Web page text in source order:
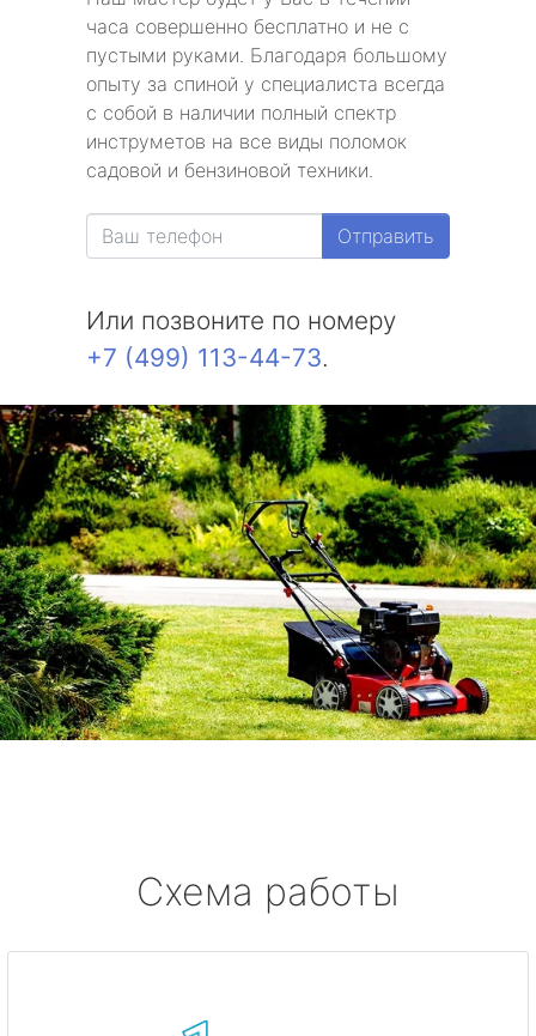
часа совершенно бесплатно и не с
пустыми руками. Благодаря большому
опыту за спиной у специалиста всегда
с собой в наличии полный спектр
инструметов на все виды поломок
садовой и бензиновой техники.
Отправить
Или позвоните по номеру
+7 (499) 113-44-73.
Схема работы